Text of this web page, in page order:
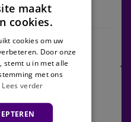
RSCA Futures
- TBC
maakt
cookies.
cookies om uw
Door onze
stemt u in met alle
met ons
Lees verder